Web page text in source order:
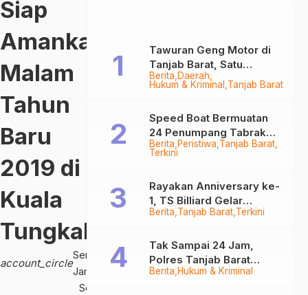
Siap
Amankan
Malam
Tahun
Baru
2019 di
Kuala
Tungkal
account_circle
Serambi
Jambi
Senin,
Berita Daerah
Hukum & Kriminal Tanjab Barat
Tawuran Geng Motor di
Tanjab Barat, Satu
Remaja Kritis Dibacok, 3
Pelaku Ditangkap
Berita Peristiwa Tanjab Barat
Terkini
Speed Boat Bermuatan
24 Penumpang Tabrak
Togok di Kuala Tungkal,
Berita Tanjab Barat Terkini
Rayakan Anniversary ke-
1, TS Billiard Gelar
Turnamen 9 Ball
Berita Hukum & Kriminal
Tak Sampai 24 Jam,
Polres Tanjab Barat
Ringkus Komplotan